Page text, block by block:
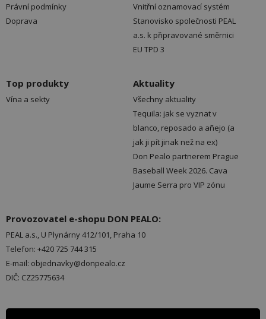
Právní podmínky
Doprava
Vnitřní oznamovací systém
Stanovisko společnosti PEAL
a.s. k připravované směrnici
EU TPD 3
Top produkty
Vína a sekty
Aktuality
Všechny aktuality
Tequila: jak se vyznat v
blanco, reposado a añejo (a
jak ji pít jinak než na ex)
Don Pealo partnerem Prague
Baseball Week 2026. Cava
Jaume Serra pro VIP zónu
Provozovatel e-shopu DON PEALO:
PEAL a.s., U Plynárny 412/101, Praha 10
Telefon: +420 725 744 315
E-mail: objednavky@donpealo.cz
DIČ: CZ25775634